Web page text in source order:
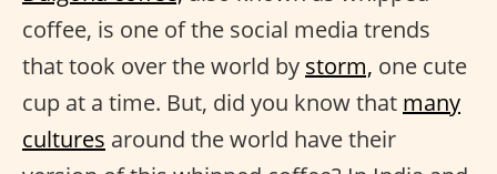
coffee, is one of the social media trends
that took over the world by storm, one cute
cup at a time. But, did you know that many
cultures around the world have their